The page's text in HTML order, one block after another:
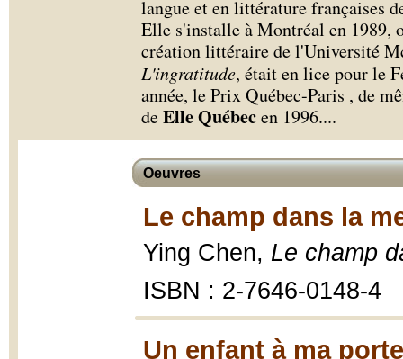
langue et en littérature françaises
Elle s'installe à Montréal en 1989,
création littéraire de l'Université
L'ingratitude, était en lice pour le
année, le Prix Québec-Paris , de
deElle Québecen 1996....
Oeuvres
Le champ dans la
Ying Chen, Le champ
ISBN : 2-7646-0148-4
Un enfant à ma